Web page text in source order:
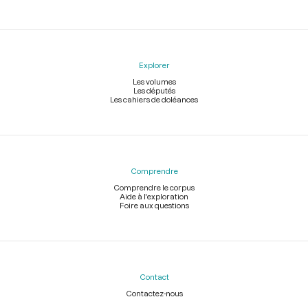
Explorer
Les volumes
Les députés
Les cahiers de doléances
Comprendre
Comprendre le corpus
Aide à l'exploration
Foire aux questions
Contact
Contactez-nous